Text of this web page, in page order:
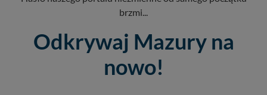
brzmi...
Odkrywaj Mazury na
nowo!